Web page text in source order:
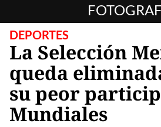
DEPORTES
La Selección
queda
su peor
Mundiales